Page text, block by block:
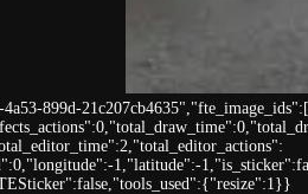
899d-
1,"latitude":-